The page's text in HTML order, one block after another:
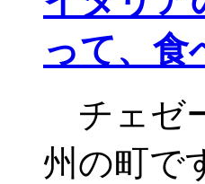
って、食
チェゼ
州の町で